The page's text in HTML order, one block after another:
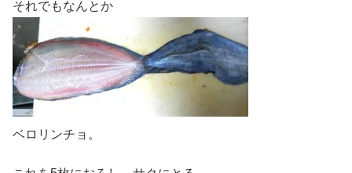
それでもなんとか
ベロリンチョ。